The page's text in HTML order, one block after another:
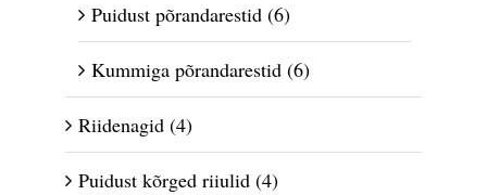
Puidust põrandarestid (6)
Kummiga põrandarestid (6)
Riidenagid (4)
Puidust kõrged riiulid (4)